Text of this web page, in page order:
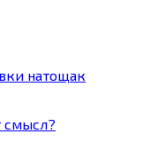
натощак
смысл?